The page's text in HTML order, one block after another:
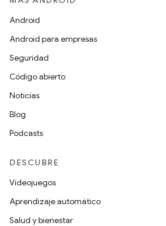
Android
Android para empresas
Seguridad
Código abierto
Noticias
Blog
Podcasts
DESCUBRE
Videojuegos
Aprendizaje automático
Salud y bienestar